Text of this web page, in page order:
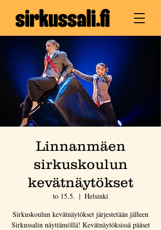
Linnanmäen
sirkuskoulun
kevätnäytökset
to 15.5.
  |
Helsinki
Sirkuskoulun kevätnäytökset järjestetään jälleen
Sirkussalin näyttämöllä! Kevätnäytöksissä pääset